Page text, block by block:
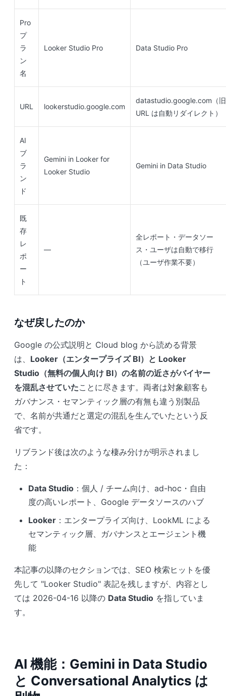
Pro
プ
ラ
ン
名
Looker Studio Pro Data Studio Pro
URL lookerstudio.google.com
datastudio.google.com（旧
URL は自動リダイレクト）
AI
ブ
ラ
ン
ド
Gemini in Looker for
Looker Studio
Gemini in Data Studio
既
存
レ
ポ
ー
ト
—
全レポート・データソー
ス・ユーザは自動で移行
（ユーザ作業不要）
なぜ戻したのか
Google の公式説明と Cloud blog から読める背景
は、 Looker（エンタープライズ BI）と Looker
Studio（無料の個人向け BI）の名前の近さがバイヤー
を混乱させていたことに尽きます。両者は対象顧客も
ガバナンス・セマンティック層の有無も違う別製品
で、名前が共通だと選定の混乱を生んでいたという反
省です。
リブランド後は次のような棲み分けが明示されまし
た：
Data Studio ：個人 / チーム向け、ad-hoc・自由
度の高いレポート、Google データソースのハブ
Looker ：エンタープライズ向け、LookML による
セマンティック層、ガバナンスとエージェント機
能
本記事の以降のセクションでは、SEO 検索ヒットを優
先して "Looker Studio" 表記を残しますが、内容とし
ては 2026-04-16 以降の Data Studio を指していま
す。
AI 機能：Gemini in Data Studio
と Conversational Analytics は